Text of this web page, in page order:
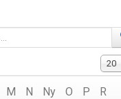
20
M N Ny O P R